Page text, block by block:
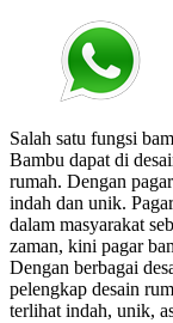
Salah satu fungsi
Bambu dapat di
rumah. Dengan
indah dan unik.
dalam masyarakat
zaman, kini pagar
Dengan berbagai
pelengkap desain
terlihat indah, unik,